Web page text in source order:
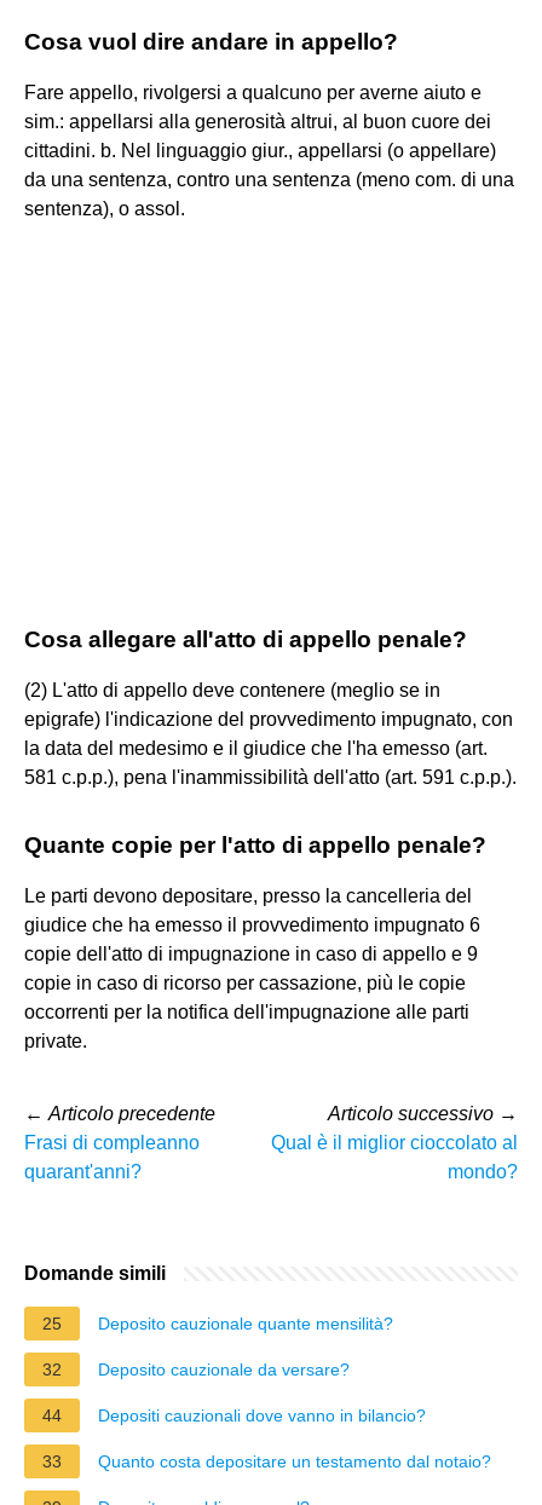
Cosa vuol dire andare in appello?
Fare appello, rivolgersi a qualcuno per averne aiuto e
sim.: appellarsi alla generosità altrui, al buon cuore dei
cittadini. b. Nel linguaggio giur., appellarsi (o appellare)
da una sentenza, contro una sentenza (meno com. di una
sentenza), o assol.
Cosa allegare all'atto di appello penale?
(2) L'atto di appello deve contenere (meglio se in
epigrafe) l'indicazione del provvedimento impugnato, con
la data del medesimo e il giudice che l'ha emesso (art.
581 c.p.p.), pena l'inammissibilità dell'atto (art. 591 c.p.p.).
Quante copie per l'atto di appello penale?
Le parti devono depositare, presso la cancelleria del
giudice che ha emesso il provvedimento impugnato 6
copie dell'atto di impugnazione in caso di appello e 9
copie in caso di ricorso per cassazione, più le copie
occorrenti per la notifica dell'impugnazione alle parti
private.
← Articolo precedente
Frasi di compleanno
quarant'anni?
Articolo successivo →
Qual è il miglior cioccolato al
mondo?
Domande simili
25 Deposito cauzionale quante mensilità?
32 Deposito cauzionale da versare?
44 Depositi cauzionali dove vanno in bilancio?
33 Quanto costa depositare un testamento dal notaio?